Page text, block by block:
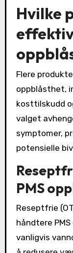
Hvilke
Flere
oppblåsthet,
kosttilskudd
valget
symptomer,
potensielle
PMS
Reseptfrie
håndtere
vanligvis